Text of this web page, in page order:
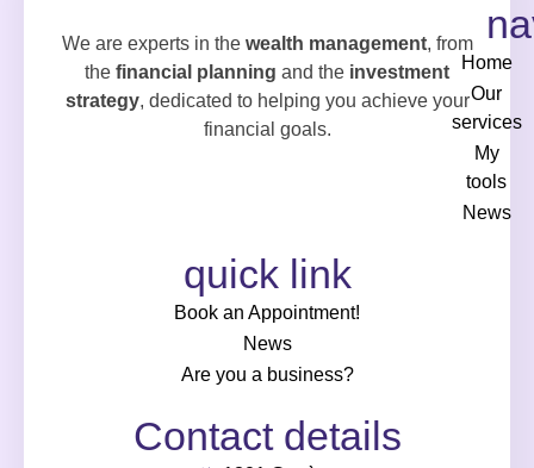
We are experts in the wealth management, from
the financial planning and the investment
strategy, dedicated to helping you achieve your
financial goals.
Home
Our
services
My
tools
News
quick link
Book an Appointment!
News
Are you a business?
Contact details